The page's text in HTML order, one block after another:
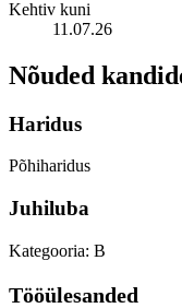
Kehtiv kuni
11.07.26
Nõuded
Haridus
Põhiharidus
Juhiluba
Kategooria: B
Tööülesanded